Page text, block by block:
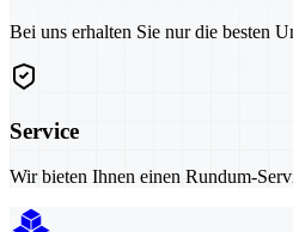
Bei uns erhalten Sie nur die besten
Service
Wir bieten Ihnen einen Rundum-